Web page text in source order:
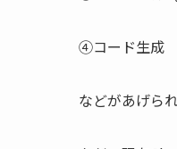
④コード生成
などがあげられ